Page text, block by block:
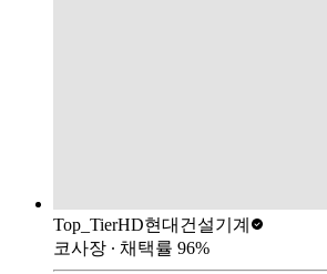
Top_TierHD현대건설기계
코사장 ∙ 채택률 96%